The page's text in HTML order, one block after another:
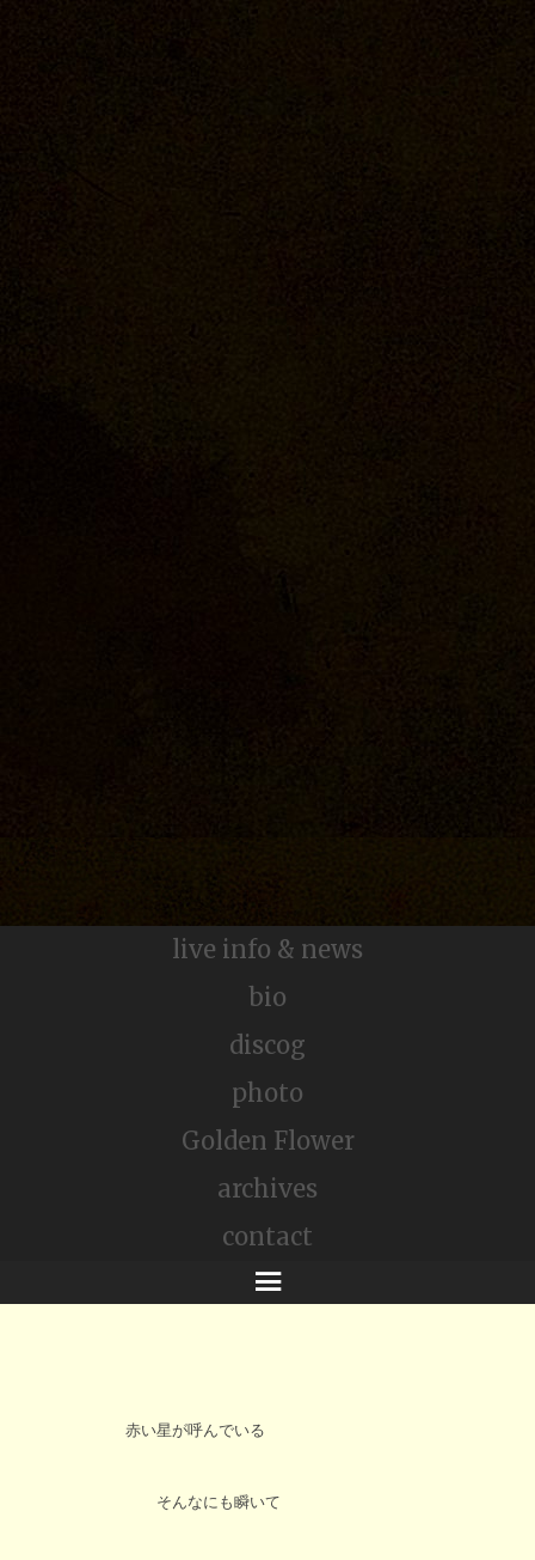
live info & news
bio
discog
photo
Golden Flower
archives
contact
メ
赤い星が呼んでいる
そんなにも瞬いて